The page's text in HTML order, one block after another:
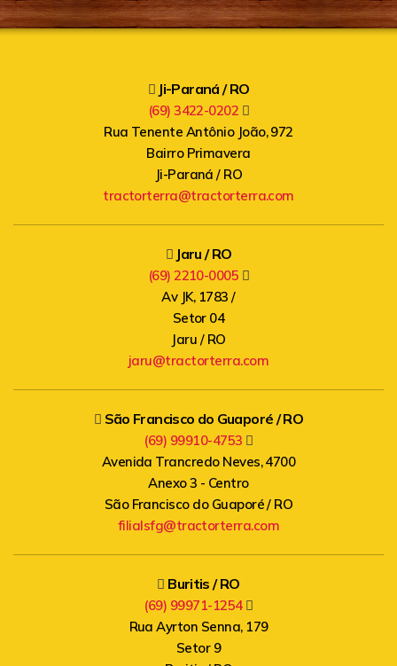
Ji-Paraná / RO
(69) 3422-0202
Rua Tenente Antônio João, 972
Bairro Primavera
Ji-Paraná / RO
tractorterra@tractorterra.com
Jaru / RO
(69) 2210-0005
Av JK, 1783 /
Setor 04
Jaru / RO
jaru@tractorterra.com
São Francisco do Guaporé / RO
(69) 99910-4753
Avenida Trancredo Neves, 4700
Anexo 3 - Centro
São Francisco do Guaporé / RO
filialsfg@tractorterra.com
Buritis / RO
(69) 99971-1254
Rua Ayrton Senna, 179
Setor 9